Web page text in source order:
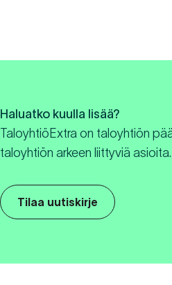
Haluatko kuulla lisää?
TaloyhtiöExtra on taloyhtiön
taloyhtiön arkeen liittyviä asioita.
Tilaa uutiskirje